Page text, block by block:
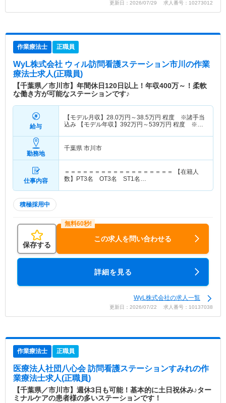
更新日：2026/07/29 求人番号：10273012
作業療法士 正職員
WyL株式会社 ウィル訪問看護ステーション市川 の作業
療法士求人(正職員)
【千葉県／市川市】年間休日120日以上！年収400万～！柔軟
な働き方が可能なステーションです♪
給与
【モデル月収】 28.0万円～38.5万円 程度 ※諸手当
込み 【モデル年収】 392万円～539万円 程度 ※諸
勤務地
千葉県 市川市
仕事内容
＝＝＝＝＝＝＝＝＝＝＝＝＝＝＝＝＝＝ 【在籍人
数】PT3名 OT3名 ST1名…
積極採用中
保存する
この求人を問い合わせる
詳細を見る
WyL株式会社の求人一覧
更新日：2026/07/22 求人番号：10137038
作業療法士 正職員
医療法人社団八心会 訪問看護ステーションすみれの作
業療法士求人(正職員)
【千葉県／市川市】週休3日も可能！基本的に土日祝休み♪ター
ミナルケアの患者様の多いステーションです！